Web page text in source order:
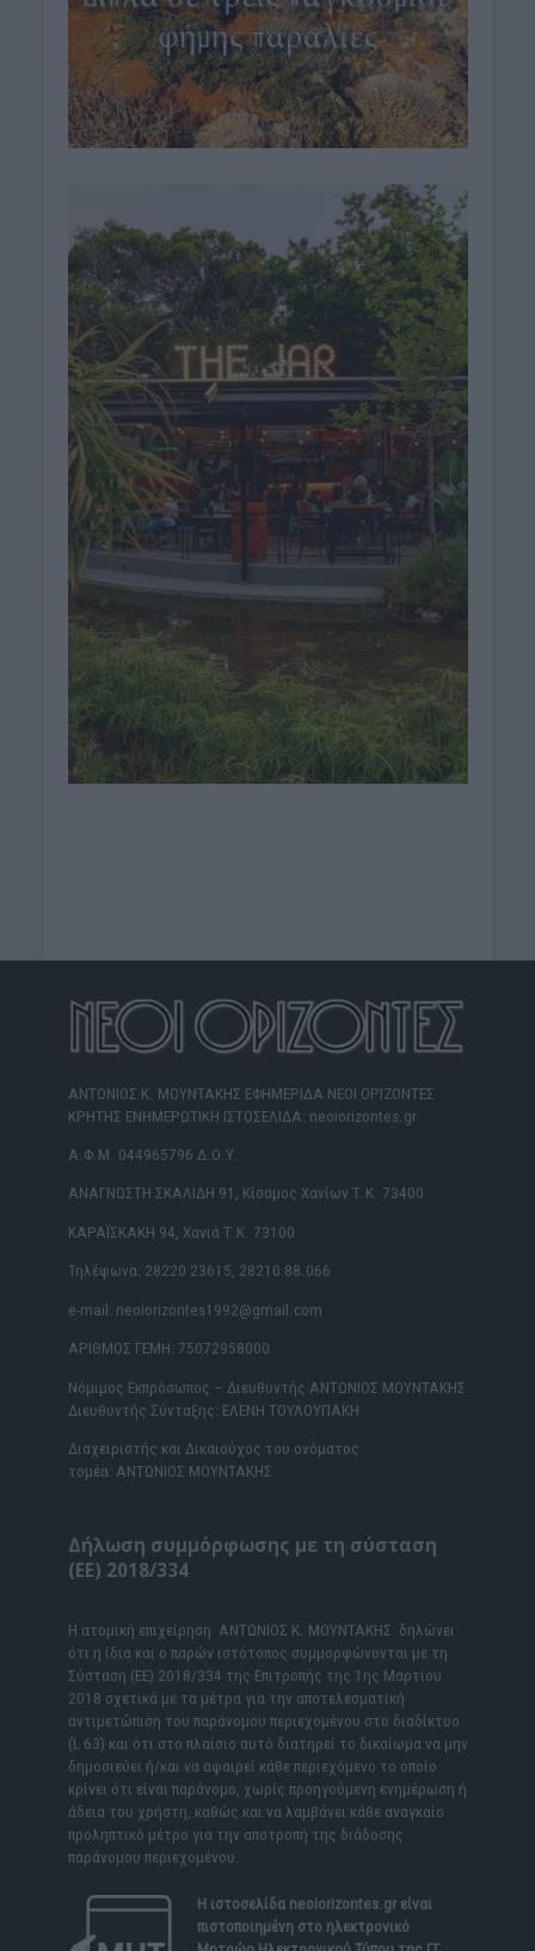
ΑΝΤΩΝΙΟΣ Κ. ΜΟΥΝΤΑΚΗΣ ΕΦΗΜΕΡΙΔΑ ΝΕΟΙ ΟΡΙΖΟΝΤΕΣ
ΚΡΗΤΗΣ ΕΝΗΜΕΡΩΤΙΚΗ ΙΣΤΟΣΕΛΙΔΑ: neoiorizontes.gr
Α.Φ.Μ. 044965796 Δ.Ο.Υ.
ΑΝΑΓΝΩΣΤΗ ΣΚΑΛΙΔΗ 91, Κίσαμος Χανίων Τ.Κ. 73400
ΚΑΡΑΪΣΚΑΚΗ 94, Χανιά Τ.Κ. 73100
Τηλέφωνα: 28220 23615, 28210 88.066
e-mail: neoiorizontes1992@gmail.com
ΑΡΙΘΜΟΣ ΓΕΜΗ: 75072958000
Νόμιμος Εκπρόσωπος – Διευθυντής ΑΝΤΩΝΙΟΣ ΜΟΥΝΤΑΚΗΣ
Διευθυντής Σύνταξης: ΕΛΕΝΗ ΤΟΥΛΟΥΠΑΚΗ
Διαχειριστής και Δικαιούχος του ονόματος
τομέα: ΑΝΤΩΝΙΟΣ ΜΟΥΝΤΑΚΗΣ
Δήλωση συμμόρφωσης με τη σύσταση
(ΕΕ) 2018/334
Η ατομική επιχείρηση ΑΝΤΩΝΙΟΣ Κ. ΜΟΥΝΤΑΚΗΣ δηλώνει
ότι η ίδια και ο παρών ιστότοπος συμμορφώνονται με τη
Σύσταση (ΕΕ) 2018/334 της Επιτροπής της 1ης Μαρτίου
2018 σχετικά με τα μέτρα για την αποτελεσματική
αντιμετώπιση του παράνομου περιεχομένου στο διαδίκτυο
(L 63) και ότι στο πλαίσιο αυτό διατηρεί το δικαίωμα να μην
δημοσιεύει ή/και να αφαιρεί κάθε περιεχόμενο το οποίο
κρίνει ότι είναι παράνομο, χωρίς προηγούμενη ενημέρωση ή
άδεια του χρήστη, καθώς και να λαμβάνει κάθε αναγκαίο
προληπτικό μέτρο για την αποτροπή της διάδοσης
παράνομου περιεχομένου.
Η ιστοσελίδα neoiorizontes.grείναι
πιστοποιημένη στο ηλεκτρονικό